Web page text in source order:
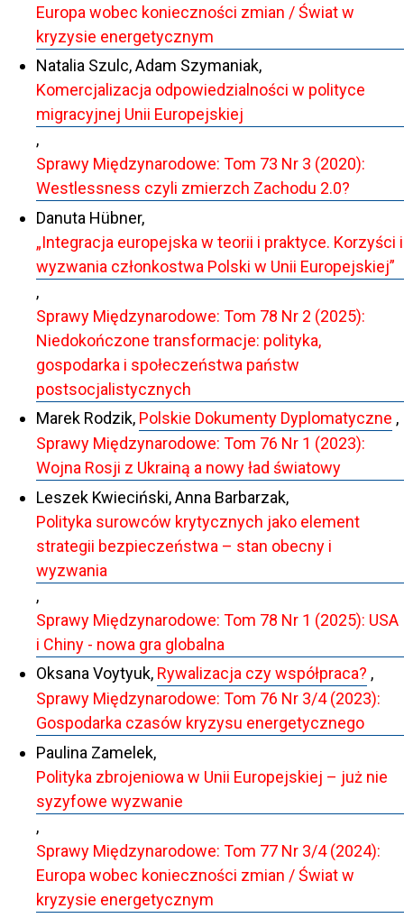
Europa wobec konieczności zmian / Świat w
kryzysie energetycznym
Natalia Szulc, Adam Szymaniak,
Komercjalizacja odpowiedzialności w polityce
migracyjnej Unii Europejskiej
,
Sprawy Międzynarodowe: Tom 73 Nr 3 (2020):
Westlessness czyli zmierzch Zachodu 2.0?
Danuta Hübner,
„Integracja europejska w teorii i praktyce. Korzyści i
wyzwania członkostwa Polski w Unii Europejskiej”
,
Sprawy Międzynarodowe: Tom 78 Nr 2 (2025):
Niedokończone transformacje: polityka,
gospodarka i społeczeństwa państw
postsocjalistycznych
Marek Rodzik, Polskie Dokumenty Dyplomatyczne ,
Sprawy Międzynarodowe: Tom 76 Nr 1 (2023):
Wojna Rosji z Ukrainą a nowy ład światowy
Leszek Kwieciński, Anna Barbarzak,
Polityka surowców krytycznych jako element
strategii bezpieczeństwa – stan obecny i
wyzwania
,
Sprawy Międzynarodowe: Tom 78 Nr 1 (2025): USA
i Chiny - nowa gra globalna
Oksana Voytyuk, Rywalizacja czy współpraca? ,
Sprawy Międzynarodowe: Tom 76 Nr 3/4 (2023):
Gospodarka czasów kryzysu energetycznego
Paulina Zamelek,
Polityka zbrojeniowa w Unii Europejskiej – już nie
syzyfowe wyzwanie
,
Sprawy Międzynarodowe: Tom 77 Nr 3/4 (2024):
Europa wobec konieczności zmian / Świat w
kryzysie energetycznym